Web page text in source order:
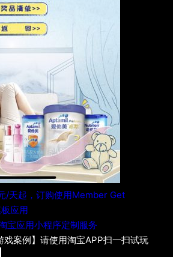
/天起，订购使用Member Get
应用
宝应用小程序定制服务
戏案例】请使用淘宝APP扫一扫试玩